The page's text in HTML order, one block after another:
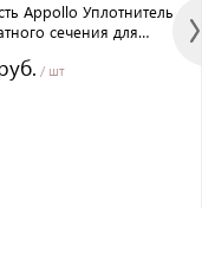
Appollo Уплотнитель
сечения для
/ шт